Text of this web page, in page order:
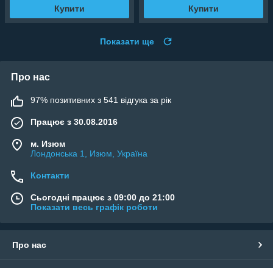
Купити Купити
Показати ще
Про нас
97% позитивних з 541 відгука за рік
Працює з 30.08.2016
м. Изюм
Лондонська 1, Изюм, Україна
Контакти
Сьогодні працює з 09:00 до 21:00
Показати весь графік роботи
Про нас